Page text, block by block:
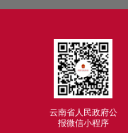
云南省人民政府公
报微信小程序